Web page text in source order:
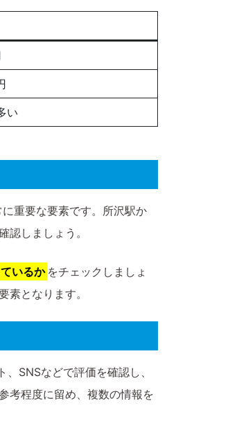
い
に重要な要素です。所沢駅か
しましょう。
いるか をチェックしましょ
となります。
SNSなどで評価を確認し、
考程度に留め、複数の情報を